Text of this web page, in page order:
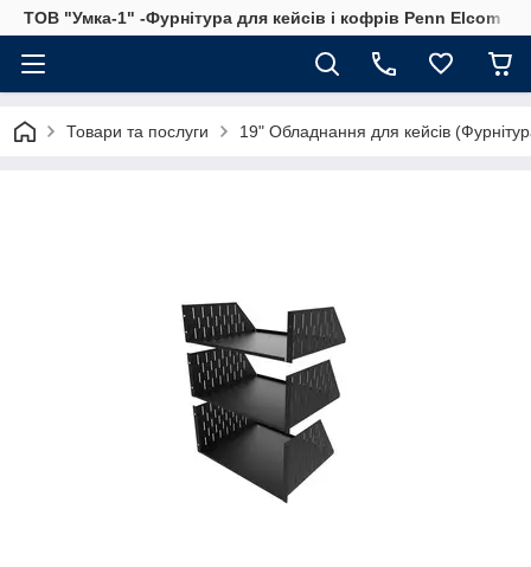
ТОВ "Умка-1" -Фурнітура для кейсів і кофрів Penn Elcom
Товари та послуги 19" Обладнання для кейсів